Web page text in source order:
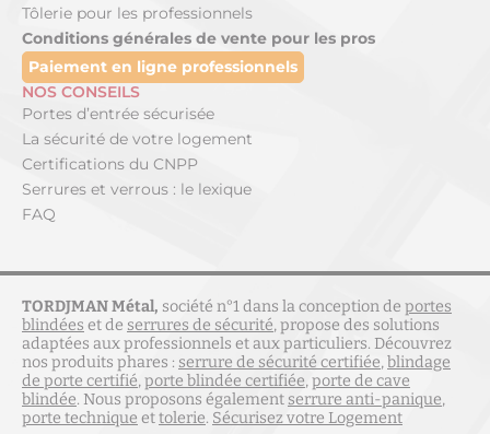
Tôlerie pour les professionnels
Conditions générales de vente pour les pros
Paiement en ligne professionnels
NOS CONSEILS
Portes d’entrée sécurisée
La sécurité de votre logement
Certifications du CNPP
Serrures et verrous : le lexique
FAQ
TORDJMAN Métal, société n°1 dans la conception de portes
blindées et de serrures de sécurité, propose des solutions
adaptées aux professionnels et aux particuliers. Découvrez
nos produits phares : serrure de sécurité certifiée,blindage
de porte certifié,porte blindée certifiée,porte de cave
blindée. Nous proposons également serrure anti-panique,
porte technique ettolerie. Sécurisez votre Logement